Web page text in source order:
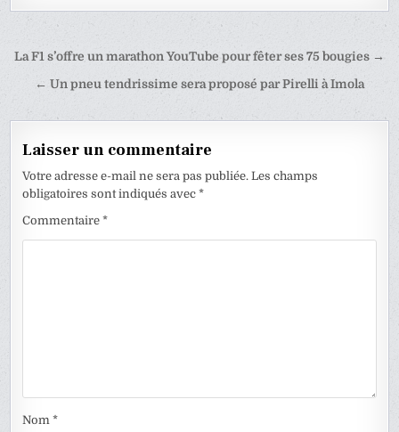
Navigation
La F1 s’offre un marathon YouTube pour fêter ses 75 bougies →
← Un pneu tendrissime sera proposé par Pirelli à Imola
Laisser un commentaire
Votre adresse e-mail ne sera pas publiée. Les champs
obligatoires sont indiqués avec*
Commentaire*
Nom*